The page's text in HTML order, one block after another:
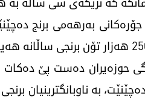
به‌رهه‌می برنج
حوزەیران دەست پێ
بە ناوبانگترینیان